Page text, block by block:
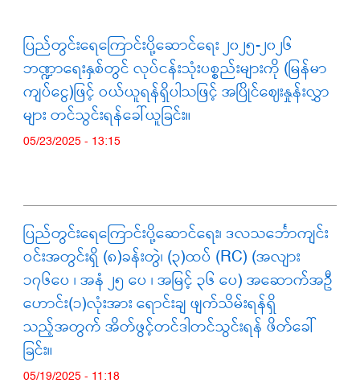
ပြည်တွင်းရေကြောင်းပို့ဆောင်ရေး ၂၀၂၅-၂၀၂၆
ဘဏ္ဍာရေးနှစ်တွင် လုပ်ငန်းသုံးပစ္စည်းများကို (မြန်မာ
ကျပ်ငွေ)ဖြင့် ဝယ်ယူရန်ရှိပါသဖြင့် အပြိုင်ဈေးနှုန်းလွှာ
များ တင်သွင်းရန်ခေါ်ယူခြင်း။
05/23/2025 - 13:15
ပြည်တွင်းရေကြောင်းပို့ဆောင်ရေး၊ ဒလသင်္ဘောကျင်း
ဝင်းအတွင်းရှိ (၈)ခန်းတွဲ၊ (၃)ထပ် (RC) (အလျား
၁၇၆ပေ ၊ အနံ ၂၅ ပေ ၊ အမြင့် ၃၆ ပေ) အဆောက်အဦ
ဟောင်း(၁)လုံးအား ရောင်းချ ဖျက်သိမ်းရန်ရှိ
သည့်အတွက် အိတ်ဖွင့်တင်ဒါတင်သွင်းရန် ဖိတ်ခေါ်
ခြင်း။
05/19/2025 - 11:18